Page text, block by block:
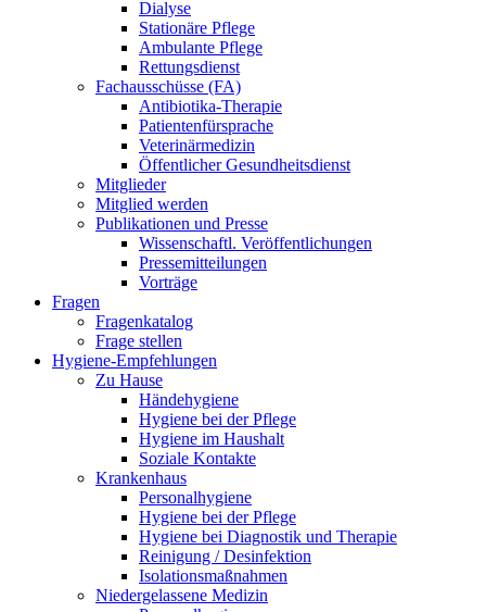
Dialyse
Stationäre Pflege
Ambulante Pflege
Rettungsdienst
Fachausschüsse (FA)
Antibiotika-Therapie
Patientenfürsprache
Veterinärmedizin
Öffentlicher Gesundheitsdienst
Mitglieder
Mitglied werden
Publikationen und Presse
Wissenschaftl. Veröffentlichungen
Pressemitteilungen
Vorträge
Fragen
Fragenkatalog
Frage stellen
Hygiene-Empfehlungen
Zu Hause
Händehygiene
Hygiene bei der Pflege
Hygiene im Haushalt
Soziale Kontakte
Krankenhaus
Personalhygiene
Hygiene bei der Pflege
Hygiene bei Diagnostik und Therapie
Reinigung / Desinfektion
Isolationsmaßnahmen
Niedergelassene Medizin